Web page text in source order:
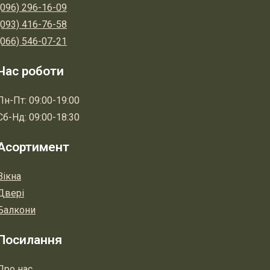
296-16-09
416-76-58
546-07-21
роботи
Пт: 09:00-19:00
Нд: 09:00-18:30